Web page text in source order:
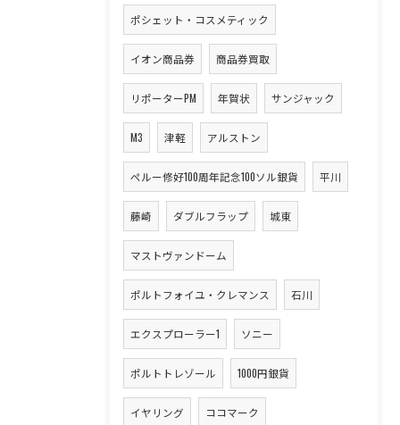
ポシェット・コスメティック
イオン商品券 商品券買取
リポーターPM 年賀状 サンジャック
M3 津軽 アルストン
ペルー修好100周年記念100ソル銀貨 平川
藤崎 ダブルフラップ 城東
マストヴァンドーム
ポルトフォイユ・クレマンス 石川
エクスプローラー1 ソニー
ポルトトレゾール 1000円銀貨
イヤリング ココマーク